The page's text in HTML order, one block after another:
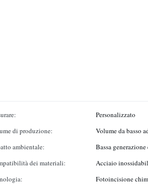
Personalizzato
di produzione:
Volume da basso
ambientale:
Bassa
dei materiali:
Acciaio
Fotoincisione